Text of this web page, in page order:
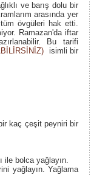
ve barış dolu bir
arasında yer
övgüleri hak etti.
Ramazan'da iftar
Bu tarifi
isimli bir
kaç çeşit peyniri bir
ile bolca yağlayın.
yağlayın. Yağlama